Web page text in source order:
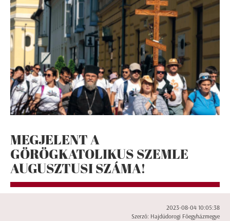
MEGJELENT A
GÖRÖGKATOLIKUS SZEMLE
AUGUSZTUSI SZÁMA!
2023-08-04 10:05:38
Szerző: Hajdúdorogi Főegyházmegye